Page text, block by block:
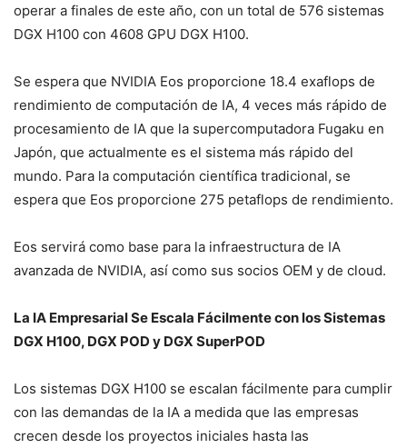
operar a finales de este año, con un total de 576 sistemas
DGX H100 con 4608 GPU DGX H100.
Se espera que NVIDIA Eos proporcione 18.4 exaflops de
rendimiento de computación de IA, 4 veces más rápido de
procesamiento de IA que la supercomputadora Fugaku en
Japón, que actualmente es el sistema más rápido del
mundo. Para la computación científica tradicional, se
espera que Eos proporcione 275 petaflops de rendimiento.
Eos servirá como base para la infraestructura de IA
avanzada de NVIDIA, así como sus socios OEM y de cloud.
La IA Empresarial Se Escala Fácilmente con los Sistemas
DGX H100, DGX POD y DGX SuperPOD
Los sistemas DGX H100 se escalan fácilmente para cumplir
con las demandas de la IA a medida que las empresas
crecen desde los proyectos iniciales hasta las